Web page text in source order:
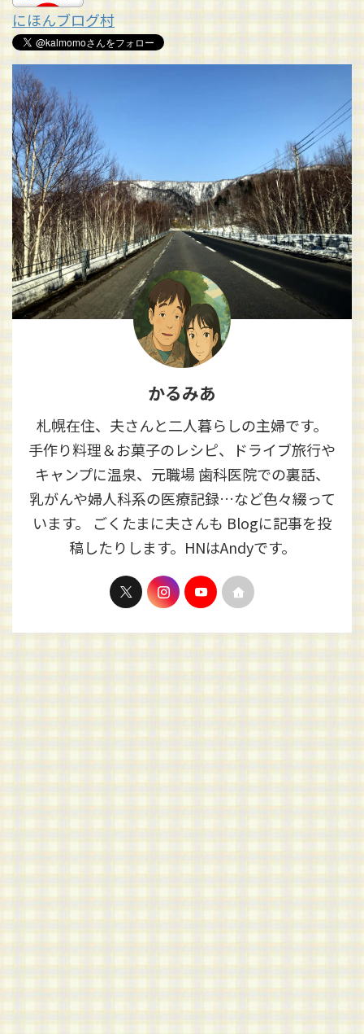
にほんブログ村
かるみあ
札幌在住、夫さんと二人暮らしの主婦です。
手作り料理＆お菓子のレシピ、ドライブ旅行や
キャンプに温泉、元職場 歯科医院での裏話、
乳がんや婦人科系の医療記録…など色々綴って
います。 ごくたまに夫さんも Blogに記事を投
稿したりします。HNはAndyです。